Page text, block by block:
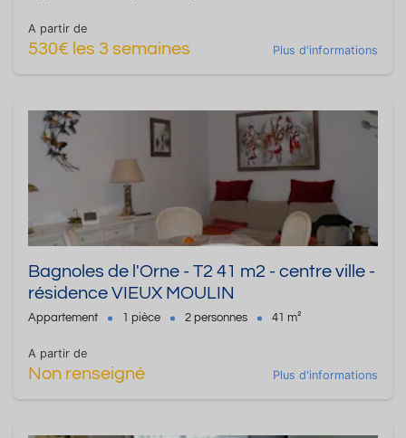
A partir de
530€ les 3 semaines Plus d'informations
Bagnoles de l'Orne - T2 41 m2 - centre ville -
résidence VIEUX MOULIN
Appartement 1 pièce 2 personnes 41 m²
A partir de
Non renseigné Plus d'informations